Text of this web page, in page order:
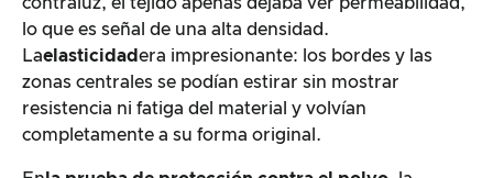
lo que es señal de una alta densidad.
Laelasticidadera impresionante: los bordes y las
zonas centrales se podían estirar sin mostrar
resistencia ni fatiga del material y volvían
completamente a su forma original.